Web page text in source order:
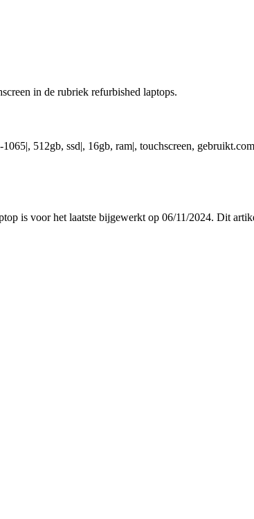
in de rubriek refurbished laptops.
512gb, ssd|, 16gb, ram|, touchscreen,
is voor het laatste bijgewerkt op 06/11/2024. Dit